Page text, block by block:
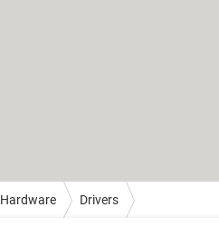
Hardware Drivers